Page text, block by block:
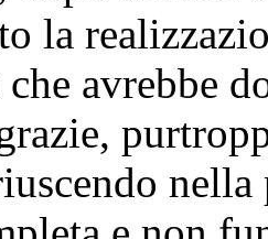
la
che avrebbe